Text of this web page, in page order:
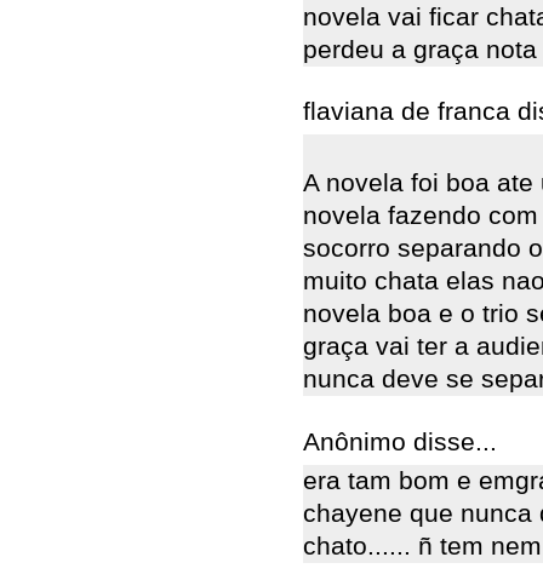
novela vai ficar
perdeu a graça
flaviana de franca
A novela foi boa
novela fazendo
socorro separando
muito chata elas
novela boa e o trio
graça vai ter a
nunca deve se
Anônimo disse...
era tam bom e
chayene que
chato...... ñ tem